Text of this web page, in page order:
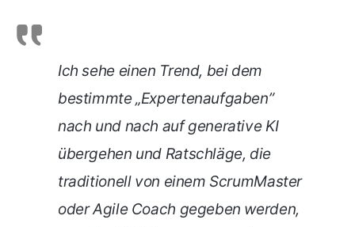
Ich sehe einen Trend, bei dem
bestimmte „Expertenaufgaben”
nach und nach auf generative KI
übergehen und Ratschläge, die
traditionell von einem ScrumMaster
oder Agile Coach gegeben werden,